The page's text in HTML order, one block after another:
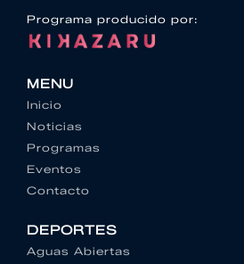
Programa producido por:
MENU
Inicio
Noticias
Programas
Eventos
Contacto
DEPORTES
Aguas Abiertas